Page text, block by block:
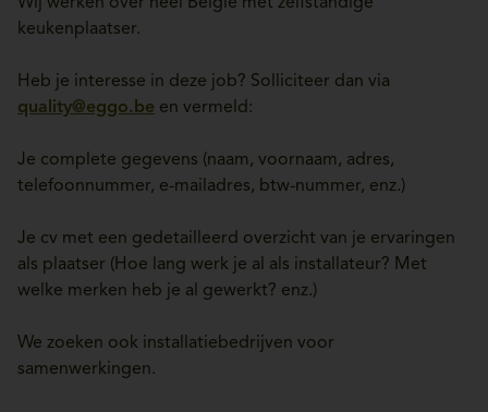
keukenplaatser.
Heb je interesse in deze job? Solliciteer dan via
quality@eggo.be en vermeld:
Je complete gegevens (naam, voornaam, adres,
telefoonnummer, e-mailadres, btw-nummer, enz.)
Je cv met een gedetailleerd overzicht van je ervaringen
als plaatser (Hoe lang werk je al als installateur? Met
welke merken heb je al gewerkt? enz.)
We zoeken ook installatiebedrijven voor
samenwerkingen.